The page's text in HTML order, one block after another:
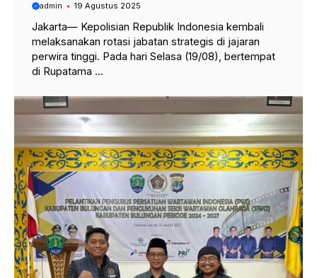
admin 19 Agustus 2025
Jakarta— Kepolisian Republik Indonesia kembali
melaksanakan rotasi jabatan strategis di jajaran
perwira tinggi. Pada hari Selasa (19/08), bertempat
di Rupatama ...